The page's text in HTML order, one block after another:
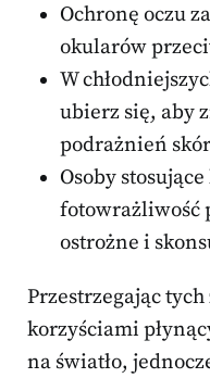
Ochronę oczu
okularów
W
ubierz się, aby
podrażnień
Osoby
fotowrażliwość
ostrożne i
Przestrzegając tych
korzyściami
na światło,